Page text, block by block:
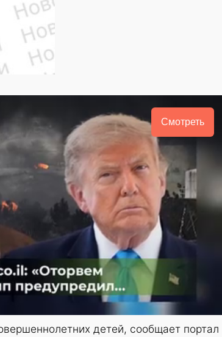
Смотреть
детей, сообщает портал